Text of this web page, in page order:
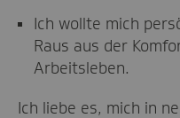
Ich wollte mich
Raus aus der
Arbeitsleben.
Ich liebe es, mich in